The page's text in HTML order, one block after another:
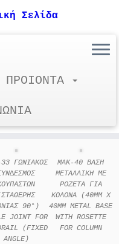
ΠΡΟΙΟΝΤΑ
33 ΓΩΝΙΑΚOΣ
90°)
JOINT FOR
(FIXED
ANGLE)
MAK-40 ΒΑΣΗ
ΜΕΤΑΛΛΙΚΗ ΜΕ
ΡΟΖΕΤΑ ΓΙΑ
ΚΟΛΟΝΑ (40MM X
40MM METAL BASE
WITH ROSETTE
FOR COLUMN